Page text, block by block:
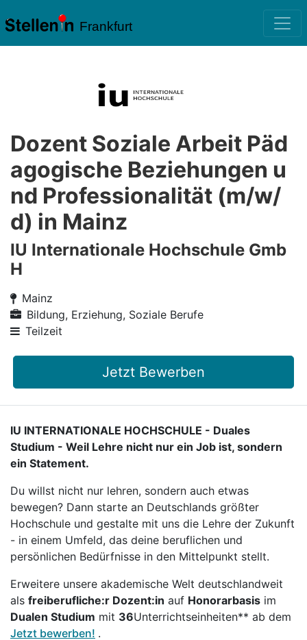
Frankfurt
Dozent Soziale Arbeit Päd
agogische Beziehungen u
nd Professionalität (m/w/
d) in Mainz
IU Internationale Hochschule Gmb
H
Mainz
Bildung, Erziehung, Soziale Berufe
Teilzeit
Jetzt Bewerben
IU INTERNATIONALE HOCHSCHULE - Duales
Studium - Weil Lehre nicht nur ein Job ist, sondern
ein Statement.
Du willst nicht nur lehren, sondern auch etwas
bewegen? Dann starte an Deutschlands größter
Hochschule und gestalte mit uns die Lehre der Zukunft
- in einem Umfeld, das deine beruflichen und
persönlichen Bedürfnisse in den Mittelpunkt stellt.
Erweitere unsere akademische Welt deutschlandweit
als freiberufliche:r Dozent:in auf Honorarbasis im
Dualen Studium mit 36Unterrichtseinheiten** ab dem
Jetzt bewerben! .